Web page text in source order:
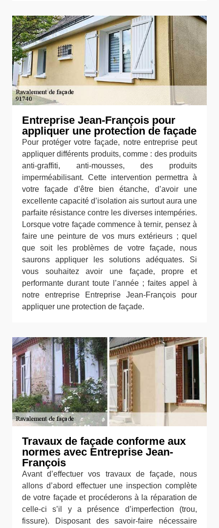
Entreprise Jean-François pour
appliquer une protection de façade
Pour protéger votre façade, notre entreprise peut
appliquer différents produits, comme : des produits
anti-graffiti, anti-mousses, des produits
imperméabilisant. Cette intervention permettra à
votre façade d’être bien étanche, d’avoir une
excellente capacité d’isolation ais surtout aura une
parfaite résistance contre les diverses intempéries.
Lorsque votre façade commence à ternir, pensez à
faire une peinture de vos murs extérieurs ; quel
que soit les problèmes de votre façade, nous
saurons appliquer les solutions adéquates. Si
vous souhaitez avoir une façade, propre et
performante durant toute l’année ; faites appel à
notre entreprise Entreprise Jean-François pour
appliquer une protection de façade.
Travaux de façade conforme aux
normes avec Entreprise Jean-
François
Avant d’effectuer vos travaux de façade, nous
allons d’abord effectuer une inspection complète
de votre façade et procéderons à la réparation de
celle-ci s’il y a présence d’imperfection (trou,
fissure). Disposant des savoir-faire nécessaire